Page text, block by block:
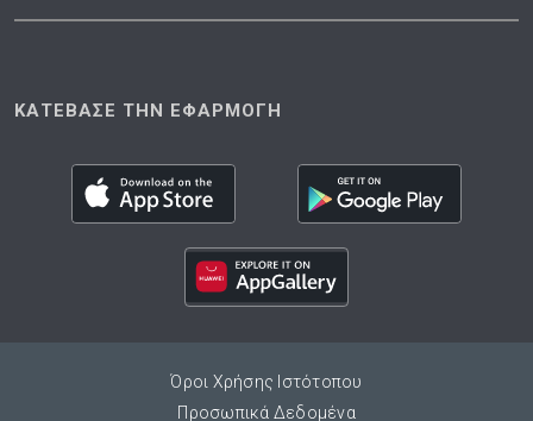
ΚΑΤΕΒΑΣΕ ΤΗΝ ΕΦΑΡΜΟΓΗ
Όροι Χρήσης Ιστότοπου
Προσωπικά Δεδομένα